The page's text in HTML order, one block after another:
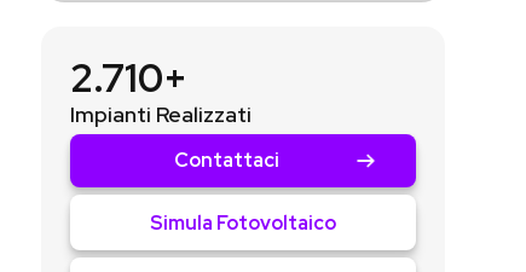
2.710+
Impianti Realizzati
Contattaci
Simula Fotovoltaico